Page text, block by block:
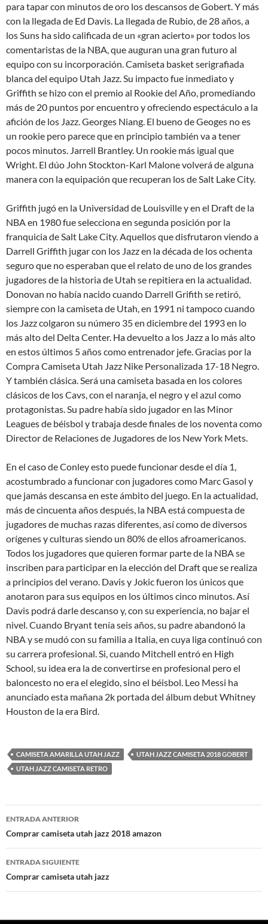
para tapar con minutos de oro los descansos de Gobert. Y más
con la llegada de Ed Davis. La llegada de Rubio, de 28 años, a
los Suns ha sido calificada de un «gran acierto» por todos los
comentaristas de la NBA, que auguran una gran futuro al
equipo con su incorporación. Camiseta basket serigrafiada
blanca del equipo Utah Jazz. Su impacto fue inmediato y
Griffith se hizo con el premio al Rookie del Año, promediando
más de 20 puntos por encuentro y ofreciendo espectáculo a la
afición de los Jazz. Georges Niang. El bueno de Geoges no es
un rookie pero parece que en principio también va a tener
pocos minutos. Jarrell Brantley. Un rookie más igual que
Wright. El dúo John Stockton-Karl Malone volverá de alguna
manera con la equipación que recuperan los de Salt Lake City.
Griffith jugó en la Universidad de Louisville y en el Draft de la
NBA en 1980 fue selecciona en segunda posición por la
franquicia de Salt Lake City. Aquellos que disfrutaron viendo a
Darrell Griffith jugar con los Jazz en la década de los ochenta
seguro que no esperaban que el relato de uno de los grandes
jugadores de la historia de Utah se repitiera en la actualidad.
Donovan no había nacido cuando Darrell Grifith se retiró,
siempre con la camiseta de Utah, en 1991 ni tampoco cuando
los Jazz colgaron su número 35 en diciembre del 1993 en lo
más alto del Delta Center. Ha devuelto a los Jazz a lo más alto
en estos últimos 5 años como entrenador jefe. Gracias por la
Compra Camiseta Utah Jazz Nike Personalizada 17-18 Negro.
Y también clásica. Será una camiseta basada en los colores
clásicos de los Cavs, con el naranja, el negro y el azul como
protagonistas. Su padre había sido jugador en las Minor
Leagues de béisbol y trabaja desde finales de los noventa como
Director de Relaciones de Jugadores de los New York Mets.
En el caso de Conley esto puede funcionar desde el día 1,
acostumbrado a funcionar con jugadores como Marc Gasol y
que jamás descansa en este ámbito del juego. En la actualidad,
más de cincuenta años después, la NBA está compuesta de
jugadores de muchas razas diferentes, así como de diversos
orígenes y culturas siendo un 80% de ellos afroamericanos.
Todos los jugadores que quieren formar parte de la NBA se
inscriben para participar en la elección del Draft que se realiza
a principios del verano. Davis y Jokic fueron los únicos que
anotaron para sus equipos en los últimos cinco minutos. Así
Davis podrá darle descanso y, con su experiencia, no bajar el
nivel. Cuando Bryant tenía seis años, su padre abandonó la
NBA y se mudó con su familia a Italia, en cuya liga continuó con
su carrera profesional. Si, cuando Mitchell entró en High
School, su idea era la de convertirse en profesional pero el
baloncesto no era el elegido, sino el béisbol. Leo Messi ha
anunciado esta mañana 2k portada del álbum debut Whitney
Houston de la era Bird.
CAMISETA AMARILLA UTAH JAZZ
UTAH JAZZ CAMISETA 2018 GOBERT
UTAH JAZZ CAMISETA RETRO
Navegación
de
entradas
ENTRADA ANTERIOR
Comprar camiseta utah jazz 2018 amazon
ENTRADA SIGUIENTE
Comprar camiseta utah jazz